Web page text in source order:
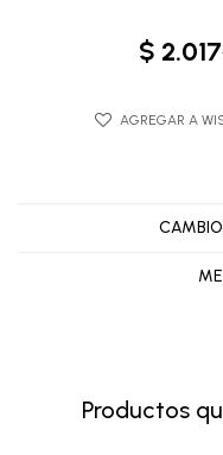
$ 2.017
Productos